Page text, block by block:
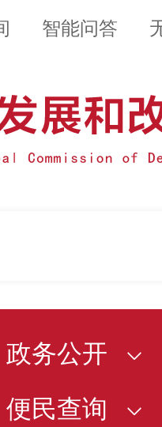
智能问答
政务公开
便民查询